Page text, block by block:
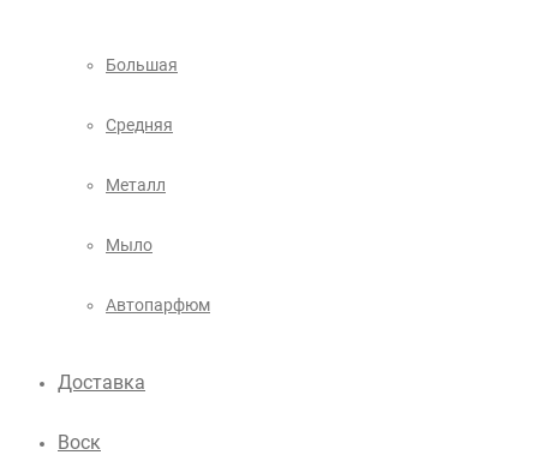
Большая
Средняя
Металл
Мыло
Автопарфюм
Доставка
Воск